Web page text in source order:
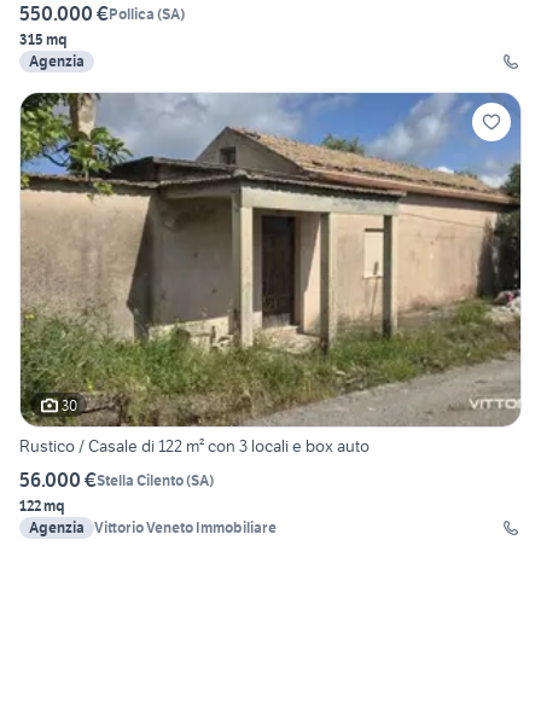
550.000 €Pollica (SA)
315 mq
Agenzia
30
Rustico / Casale di 122 m² con 3 locali e box auto
56.000 €Stella Cilento(SA)
122 mq
Agenzia Vittorio Veneto Immobiliare